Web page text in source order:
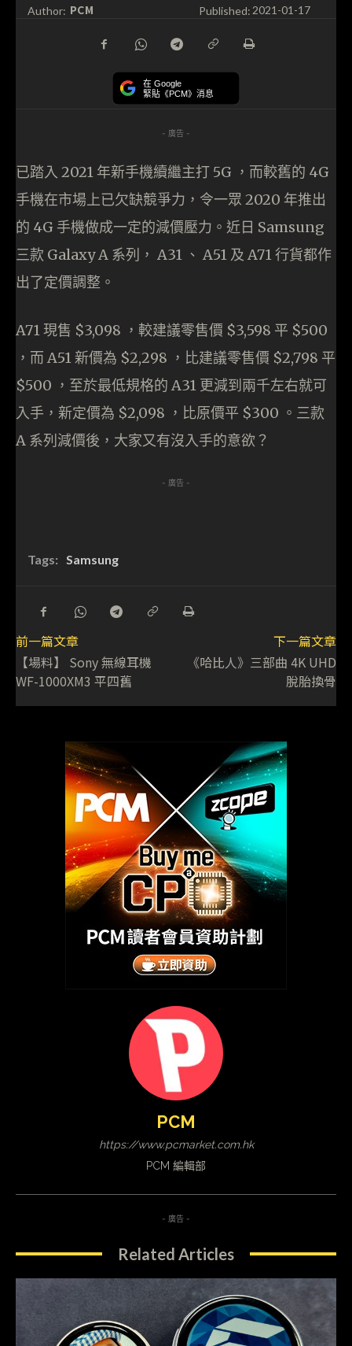
Author: PCM Published:2021-01-17
在 Google
緊貼《PCM》消息
- 廣告 -
已踏入 2021 年新手機續繼主打 5G ，而較舊的 4G
手機在市場上已欠缺競爭力，令一眾 2020 年推出
的 4G 手機做成一定的減價壓力。近日 Samsung
三款 Galaxy A 系列， A31 、 A51 及 A71 行貨都作
出了定價調整。
A71 現售 $3,098 ，較建議零售價 $3,598 平 $500
，而 A51 新價為 $2,298 ，比建議零售價 $2,798 平
$500 ，至於最低規格的 A31 更減到兩千左右就可
入手，新定價為 $2,098 ，比原價平 $300 。三款
A 系列減價後，大家又有沒入手的意欲？
- 廣告 -
Tags: Samsung
前一篇文章
【場料】 Sony 無線耳機
WF-1000XM3 平四舊
下一篇文章
《哈比人》三部曲 4K UHD
脫胎換骨
PCM
https://www.pcmarket.com.hk
PCM 編輯部
- 廣告 -
Related Articles